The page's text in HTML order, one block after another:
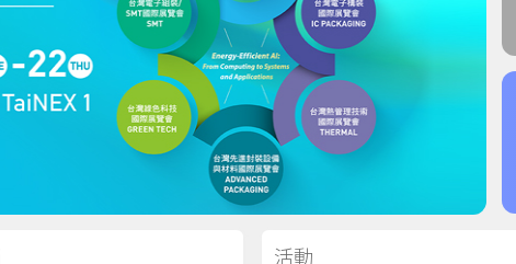
活動